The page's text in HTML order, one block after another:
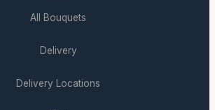
All Bouquets
Delivery
Delivery Locations